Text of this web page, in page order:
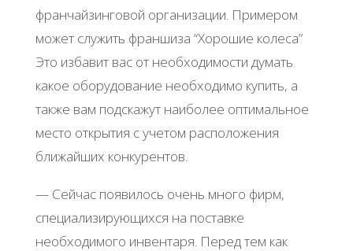
франчайзинговой организации. Примером
может служить франшиза “Хорошие колеса”
Это избавит вас от необходимости думать
какое оборудование необходимо купить, а
также вам подскажут наиболее оптимальное
место открытия с учетом расположения
ближайших конкурентов.
— Сейчас появилось очень много фирм,
специализирующихся на поставке
необходимого инвентаря. Перед тем как